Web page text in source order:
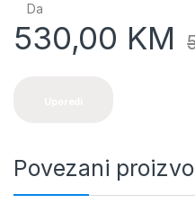
Da
530,00 KM
Povezani